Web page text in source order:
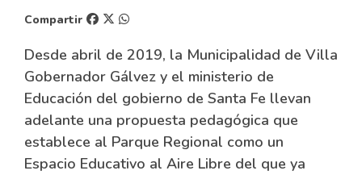
Compartir
Desde abril de 2019, la Municipalidad de Villa
Gobernador Gálvez y el ministerio de
Educación del gobierno de Santa Fe llevan
adelante una propuesta pedagógica que
establece al Parque Regional como un
Espacio Educativo al Aire Libre del que ya